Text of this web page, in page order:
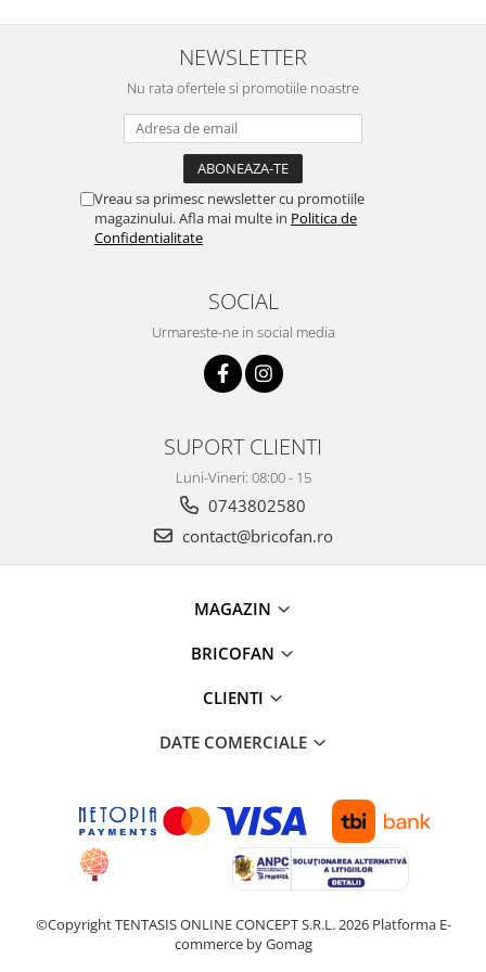
Accesorii aragaze & butelii
Pirostrii si accesorii pentru gatit
Plite & aragaze
Iluminat & electrice
Lumina de crestere pentru plante
Proiectoare & lampi de lucru
Aparate de spalat cu presiune si
Accesorii aparatele de spalat cu
Aparate de spalat cu presiune
Articole si accesorii pentru baie
Baterii baie
Baterii bucatarie
Baterii electrice
NEWSLETTER
Nu rata ofertele si promotiile noastre
Vreau sa primesc newsletter cu promotiile
magazinului. Afla mai multe in Politica de
Confidentialitate
SOCIAL
Urmareste-ne in social media
SUPORT CLIENTI
Luni-Vineri: 08:00 - 15
0743802580
contact@bricofan.ro
MAGAZIN
BRICOFAN
CLIENTI
DATE COMERCIALE
©Copyright TENTASIS ONLINE CONCEPT S.R.L. 2026 Platforma E-
commerce by Gomag